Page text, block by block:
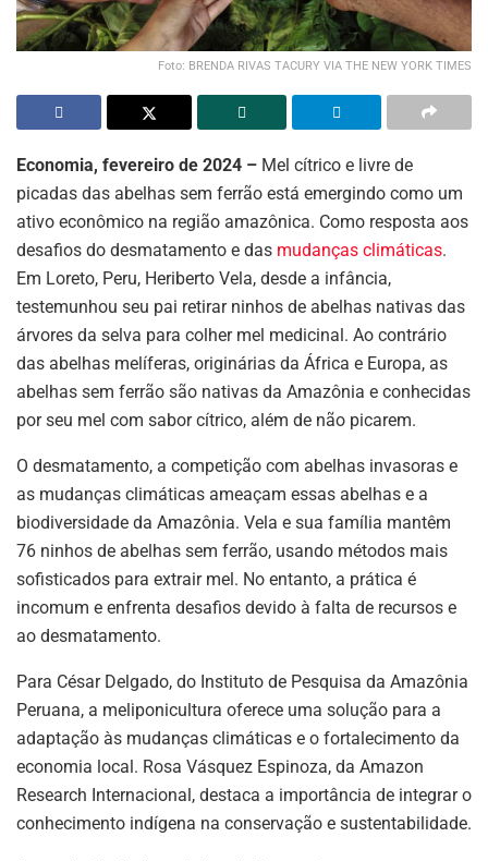
Foto: BRENDA RIVAS TACURY VIA THE NEW YORK TIMES
Economia, fevereiro de 2024 – Mel cítrico e livre de
picadas das abelhas sem ferrão está emergindo como um
ativo econômico na região amazônica. Como resposta aos
desafios do desmatamento e das mudanças climáticas.
Em Loreto, Peru, Heriberto Vela, desde a infância,
testemunhou seu pai retirar ninhos de abelhas nativas das
árvores da selva para colher mel medicinal. Ao contrário
das abelhas melíferas, originárias da África e Europa, as
abelhas sem ferrão são nativas da Amazônia e conhecidas
por seu mel com sabor cítrico, além de não picarem.
O desmatamento, a competição com abelhas invasoras e
as mudanças climáticas ameaçam essas abelhas e a
biodiversidade da Amazônia. Vela e sua família mantêm
76 ninhos de abelhas sem ferrão, usando métodos mais
sofisticados para extrair mel. No entanto, a prática é
incomum e enfrenta desafios devido à falta de recursos e
ao desmatamento.
Para César Delgado, do Instituto de Pesquisa da Amazônia
Peruana, a meliponicultura oferece uma solução para a
adaptação às mudanças climáticas e o fortalecimento da
economia local. Rosa Vásquez Espinoza, da Amazon
Research Internacional, destaca a importância de integrar o
conhecimento indígena na conservação e sustentabilidade.